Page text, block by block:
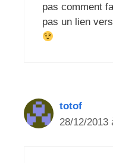
pas comment
pas un lien
totof
28/12/2013